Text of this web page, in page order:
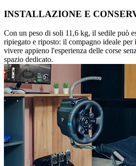
INSTALLAZIONE E
Con un peso di soli 11,6 kg, il sedile può
ripiegato e riposto: il compagno ideale per
vivere appieno l'esperienza delle corse
spazio dedicato.